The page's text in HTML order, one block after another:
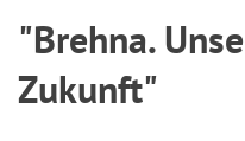
"Brehna.
Zukunft"